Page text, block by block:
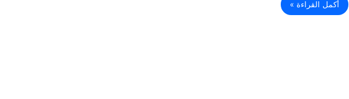
أكمل القراءة »